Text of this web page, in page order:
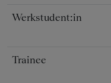
Werkstudent:in
Trainee